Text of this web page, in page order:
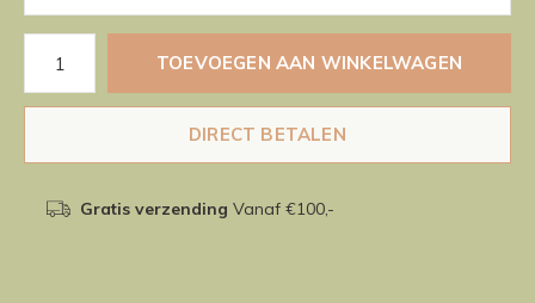
TOEVOEGEN AAN WINKELWAGEN
DIRECT BETALEN
Gratis verzending Vanaf €100,-